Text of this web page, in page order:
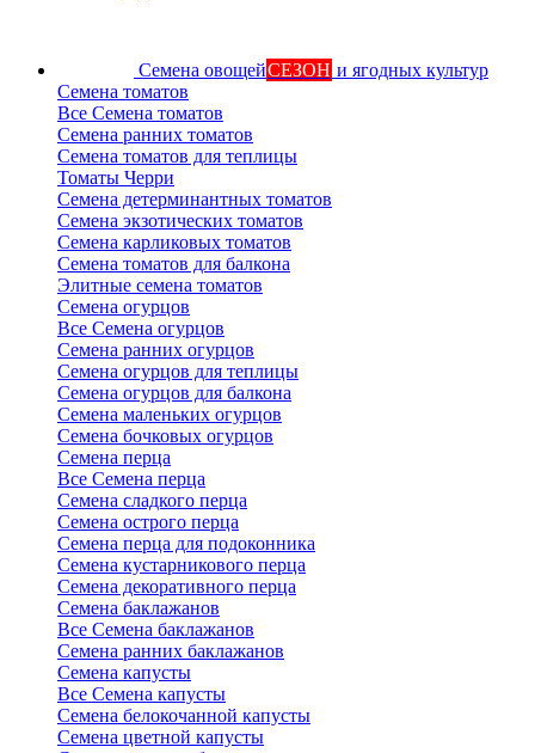
Семена овощейСЕЗОН и ягодных культур
Семена томатов
Все Семена томатов
Семена ранних томатов
Семена томатов для теплицы
Томаты Черри
Семена детерминантных томатов
Семена экзотических томатов
Семена карликовых томатов
Семена томатов для балкона
Элитные семена томатов
Семена огурцов
Все Семена огурцов
Семена ранних огурцов
Семена огурцов для теплицы
Семена огурцов для балкона
Семена маленьких огурцов
Семена бочковых огурцов
Семена перца
Все Семена перца
Семена сладкого перца
Семена острого перца
Семена перца для подоконника
Семена кустарникового перца
Семена декоративного перца
Семена баклажанов
Все Семена баклажанов
Семена ранних баклажанов
Семена капусты
Все Семена капусты
Семена белокочанной капусты
Семена цветной капусты